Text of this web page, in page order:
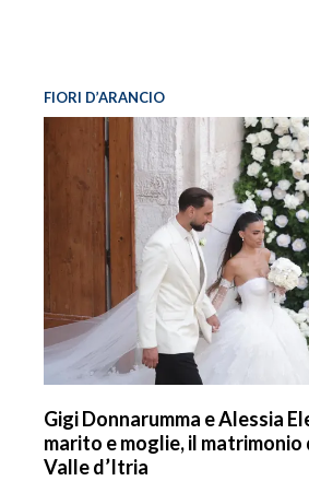
FIORI D’ARANCIO
Gigi Donnarumma e Alessia
marito e moglie, il matrimonio
Valle d’Itria